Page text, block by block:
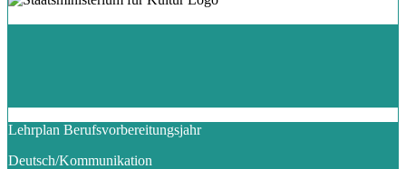
Lehrplan Berufsvorbereitungsjahr
Deutsch/Kommunikation